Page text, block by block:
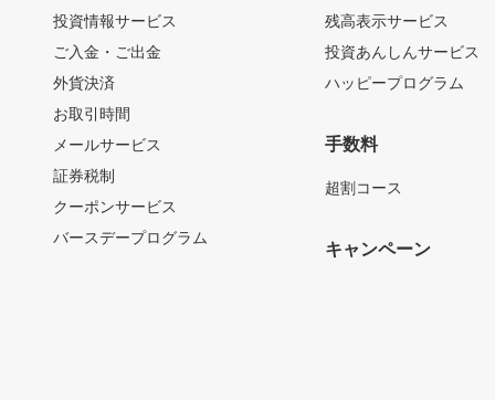
投資情報サービス
ご入金・ご出金
外貨決済
お取引時間
メールサービス
証券税制
クーポンサービス
バースデープログラム
残高表示サービス
投資あんしんサービス
ハッピープログラム
手数料
超割コース
キャンペーン